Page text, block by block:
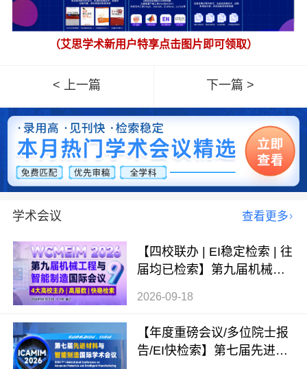
（艾思学术新用户特享点击图片即可领取）
< 上一篇 下一篇 >
学术会议 查看更多
【四校联办 | EI稳定检索 | 往
届均已检索】第九届机械工
MEIM 2026）
2026-09-18
【年度重磅会议/多位院士报
告/EI快检索】第七届先进材